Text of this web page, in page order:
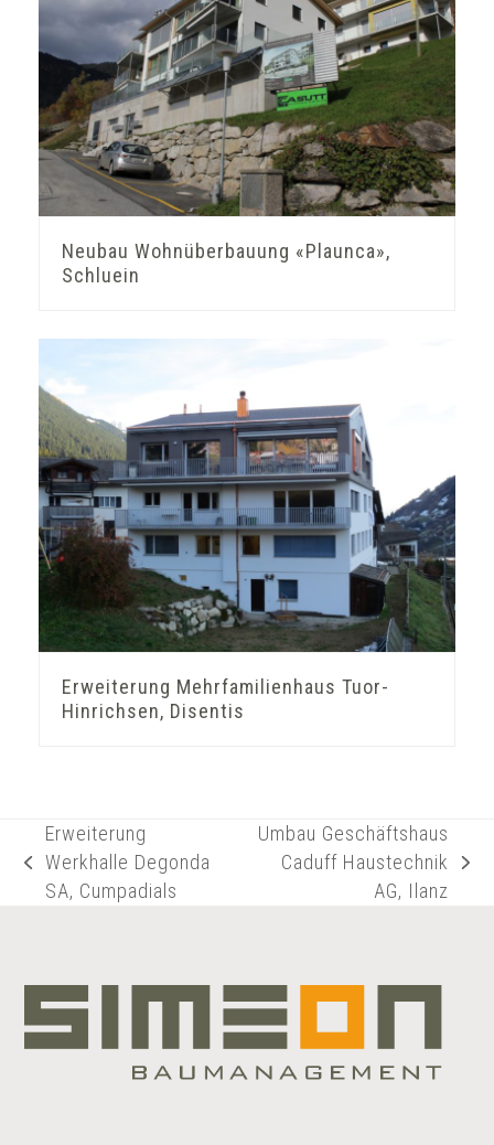
Neubau Wohnüberbauung «Plaunca»,
Schluein
Erweiterung Mehrfamilienhaus Tuor-
Hinrichsen, Disentis
vorheriger
Beitrag:
Erweiterung
Werkhalle Degonda
SA, Cumpadials
Nächster
Umbau Geschäftshaus
Caduff Haustechnik
AG, Ilanz